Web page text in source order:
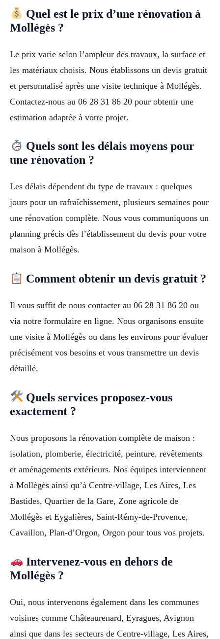
Quel est le prix d’une rénovation à
Mollégès ?
Le prix varie selon l’ampleur des travaux, la surface et
les matériaux choisis. Nous établissons un devis gratuit
et personnalisé après une visite technique à Mollégès.
Contactez-nous au 06 28 31 86 20 pour obtenir une
estimation adaptée à votre projet.
Quels sont les délais moyens pour
une rénovation ?
Les délais dépendent du type de travaux : quelques
jours pour un rafraîchissement, plusieurs semaines pour
une rénovation complète. Nous vous communiquons un
planning précis dès l’établissement du devis pour votre
maison à Mollégès.
Comment obtenir un devis gratuit ?
Il vous suffit de nous contacter au 06 28 31 86 20 ou
via notre formulaire en ligne. Nous organisons ensuite
une visite à Mollégès ou dans les environs pour évaluer
précisément vos besoins et vous transmettre un devis
détaillé.
Quels services proposez-vous
exactement ?
Nous proposons la rénovation complète de maison :
isolation, plomberie, électricité, peinture, revêtements
et aménagements extérieurs. Nos équipes interviennent
à Mollégès ainsi qu’à Centre-village, Les Aires, Les
Bastides, Quartier de la Gare, Zone agricole de
Mollégès et Eygalières, Saint-Rémy-de-Provence,
Cavaillon, Plan-d’Orgon, Orgon pour tous vos projets.
Intervenez-vous en dehors de
Mollégès ?
Oui, nous intervenons également dans les communes
voisines comme Châteaurenard, Eyragues, Avignon
ainsi que dans les secteurs de Centre-village, Les Aires,